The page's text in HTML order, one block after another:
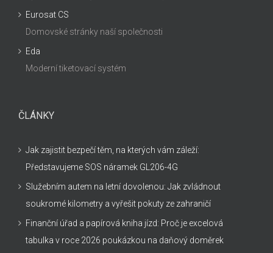
Eurosat CS
Domovské stránky naší společnosti
Eda
Moderní tiketovací systém
ČLÁNKY
Jak zajistit bezpečí těm, na kterých vám záleží:
Představujeme SOS náramek GL206-4G
Služebním autem na letní dovolenou: Jak zvládnout
soukromé kilometry a vyřešit pokuty ze zahraničí
Finanční úřad a papírová kniha jízd: Proč je excelová
tabulka v roce 2026 poukázkou na daňový doměrek